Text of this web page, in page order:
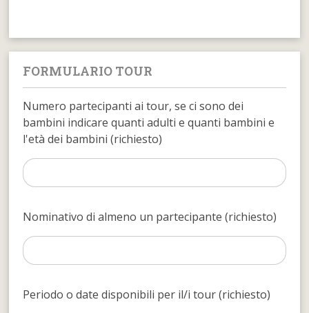
FORMULARIO TOUR
Numero partecipanti ai tour, se ci sono dei
bambini indicare quanti adulti e quanti bambini e
l'età dei bambini (richiesto)
Nominativo di almeno un partecipante (richiesto)
Periodo o date disponibili per il/i tour (richiesto)